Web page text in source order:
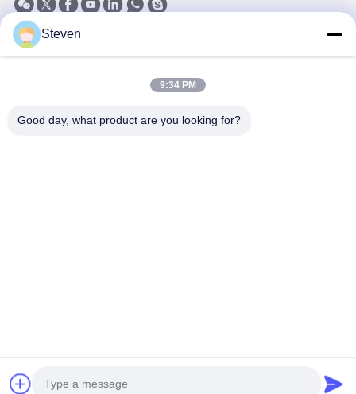
Haber Bültenimiz
Steven
9:34 PM
Good day, what product are you looking for?